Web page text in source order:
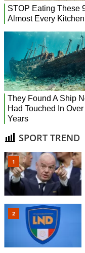
SPORT TREND